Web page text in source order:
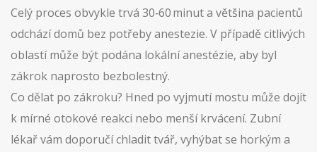
Celý proces obvykle trvá 30‑60 minut a většina pacientů
odchází domů bez potřeby anestezie. V případě citlivých
oblastí může být podána lokální anestézie, aby byl
zákrok naprosto bezbolestný.
Co dělat po zákroku? Hned po vyjmutí mostu může dojít
k mírné otokové reakci nebo menší krvácení. Zubní
lékař vám doporučí chladit tvář, vyhýbat se horkým a